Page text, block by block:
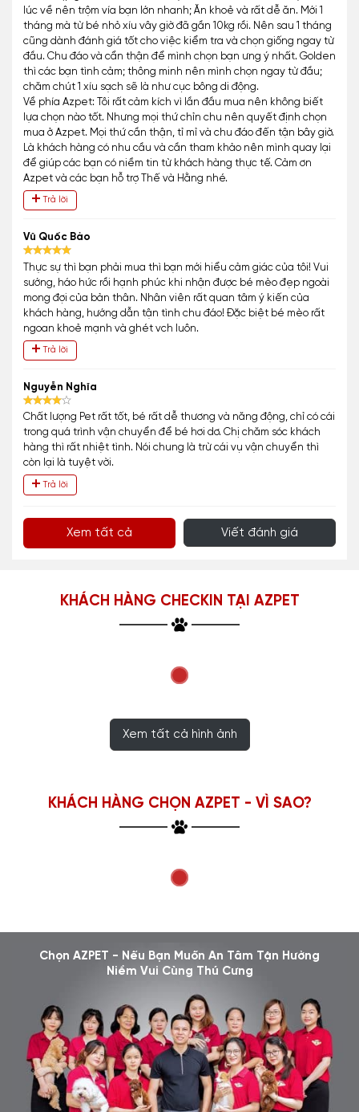
lúc về nên trộm vía bạn lớn nhanh; Ăn khoẻ và rất dễ ăn. Mới 1
tháng mà từ bé nhỏ xíu vây giờ đã gần 10kg rồi. Nên sau 1 tháng
cũng dành đánh giá tốt cho việc kiểm tra và chọn giống ngay từ
đầu. Chu đáo và cẩn thận để mình chọn bạn ưng ý nhất. Golden
thì các bạn tình cảm; thông minh nên mình chọn ngay từ đầu;
chăm chút 1 xíu sạch sẽ là như cục bông di động.
Về phía Azpet: Tôi rất cảm kích vì lần đầu mua nên không biết
lựa chọn nào tốt. Nhưng mọi thứ chỉn chu nên quyết định chọn
mua ở Azpet. Mọi thứ cần thận, tỉ mỉ và chu đáo đến tận bây giờ.
Là khách hàng có nhu cầu và cần tham khảo nên mình quay lại
để giúp các bạn có niềm tin từ khách hàng thực tế. Cảm ơn
Azpet và các bạn hỗ trợ Thế và Hằng nhé.
Trả lời
Vũ Quốc Bảo
Thực sự thì bạn phải mua thì bạn mới hiểu cảm giác của tôi! Vui
sướng, háo hức rồi hạnh phúc khi nhận được bé mèo đẹp ngoài
mong đợi của bản thân. Nhân viên rất quan tâm ý kiến của
khách hàng, hướng dẫn tận tình chu đáo! Đặc biệt bé mèo rất
ngoan khoẻ mạnh và ghét vch luôn.
Trả lời
Nguyễn Nghĩa
Chất lượng Pet rất tốt, bé rất dễ thương và năng động, chỉ có cái
trong quá trình vận chuyển để bé hơi dơ. Chị chăm sóc khách
hàng thì rất nhiệt tình. Nói chung là trừ cái vụ vận chuyển thì
còn lại là tuyệt vời.
Trả lời
Xem tất cả Viết đánh giá
KHÁCH HÀNG CHECKIN TẠI AZPET
Xem tất cả hình ảnh
KHÁCH HÀNG CHỌN AZPET - VÌ SAO?
Chọn AZPET - Nếu Bạn Muốn An Tâm Tận Hưởng
Niềm Vui Cùng Thú Cưng